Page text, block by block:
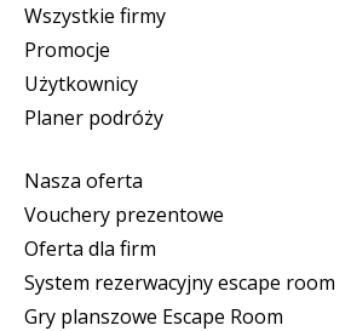
Wszystkie firmy
Promocje
Użytkownicy
Planer podróży
Nasza oferta
Vouchery prezentowe
Oferta dla firm
System rezerwacyjny escape room
Gry planszowe Escape Room